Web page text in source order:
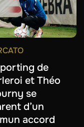
de
et Théo
se
d’un
accord